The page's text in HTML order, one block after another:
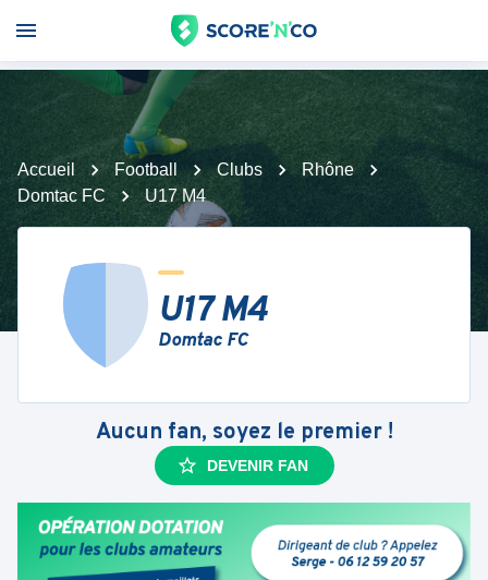
Accueil Football Clubs
Rhône
Domtac FC
U17 M4
U17 M4
Domtac FC
Aucun fan, soyez le premier !
DEVENIR FAN